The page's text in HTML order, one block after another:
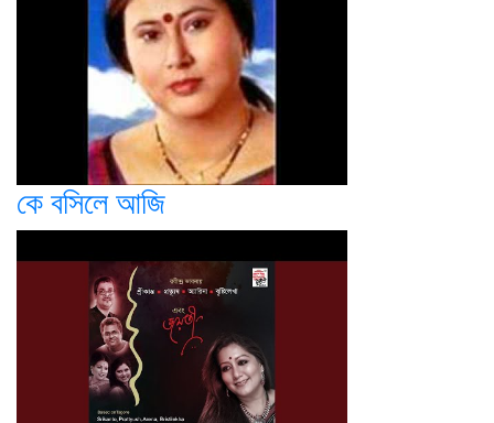
কে বসিলে আজি